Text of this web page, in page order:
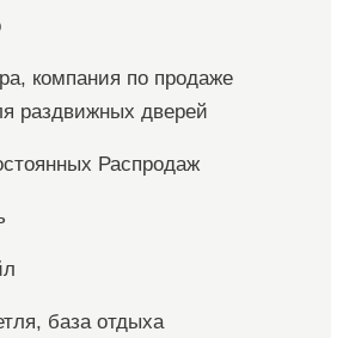
компания по продаже
раздвижных дверей
Распродаж
база отдыха